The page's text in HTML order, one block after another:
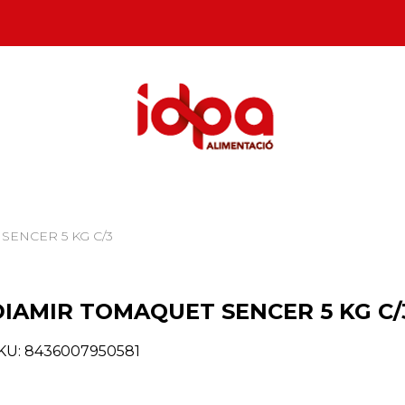
5 KG C/3
TOMAQUET SENCER 5 KG
8436007950581